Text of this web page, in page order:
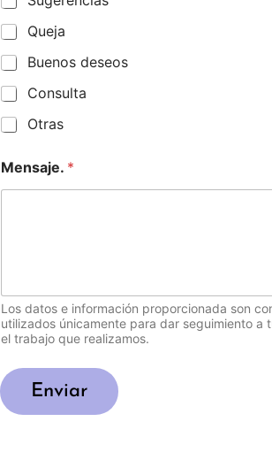
Queja
Buenos deseos
Consulta
Otras
Mensaje. *
Los datos e información proporcionada son
utilizados únicamente para dar seguimiento a
el trabajo que realizamos.
Enviar